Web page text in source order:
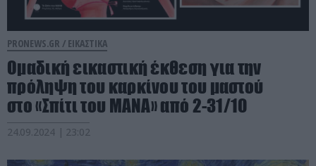
PRONEWS.GR / ΕΙΚΑΣΤΙΚΑ
Ομαδική εικαστική έκθεση για την
πρόληψη του καρκίνου του μαστού
στο «Σπίτι του ΜΑΝΑ» από 2-31/10
24.09.2024 | 23:02